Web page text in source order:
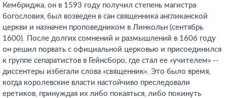
Кембриджа, он в 1593 году получил степень магистра
богословия, был возведен в сан священника англиканской
церкви и назначен проповедником в Линкольн (сентябрь
1600). После долгих сомнений и размышлений в 1606 году
он решил порвать с официальной церковью и присоединился
к группе сепаратистов в Гейнсборо, где стал ее «учителем» --
диссентеры избегали слова «священник». Это было время,
когда королевские власти настойчиво преследовали
еретиков, принуждая их либо покаяться, либо покинуть